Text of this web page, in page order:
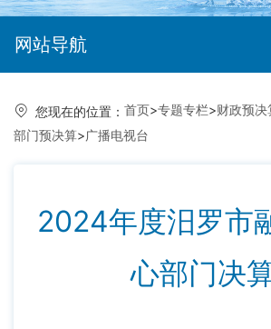
网站导航
您现在的位置： 首页>专题专栏>财政预
部门预决算>广播电视台
2024年度汨罗市
心部门决